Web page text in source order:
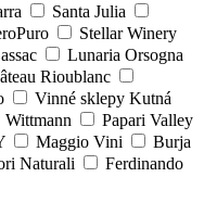
Santa Julia
Stellar Winery
Lunaria Orsogna
Rioublanc
Vinné sklepy Kutná
Wittmann
Papari Valley
Maggio Vini
Burja
Naturali
Ferdinando